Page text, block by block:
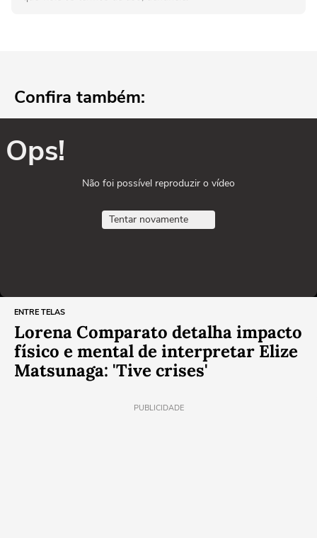
Confira também:
Ops!
Não foi possível reproduzir o vídeo
Tentar novamente
ENTRE TELAS
Lorena Comparato detalha impacto
físico e mental de interpretar Elize
Matsunaga: 'Tive crises'
PUBLICIDADE